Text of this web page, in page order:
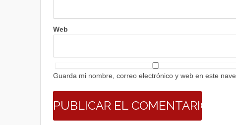
Web
Guarda mi nombre, correo electrónico y web en este